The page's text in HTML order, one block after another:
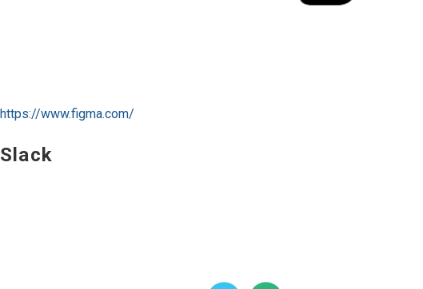
https://www.figma.com/
Slack